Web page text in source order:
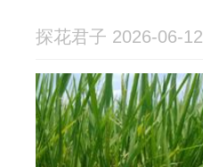
探花君子 2026-06-12